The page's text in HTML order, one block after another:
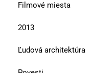
Filmové miesta
2013
Ľudová architektúra